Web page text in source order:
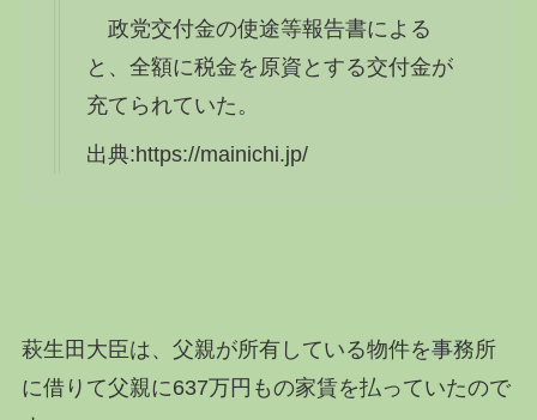
政党交付金の使途等報告書による
と、全額に税金を原資とする交付金が
充てられていた。
出典:https://mainichi.jp/
萩生田大臣は、父親が所有している物件を事務所
に借りて父親に637万円もの家賃を払っていたので